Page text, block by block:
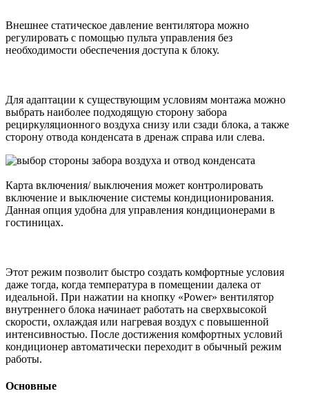
Внешнее статическое давление вентилятора можно
регулировать с помощью пульта управления без
необходимости обеспечения доступа к блоку.
Для адаптации к существующим условиям монтажа можно
выбрать наиболее подходящую сторону забора
рециркуляционного воздуха снизу или сзади блока, а также
сторону отвода конденсата в дренаж справа или слева.
Карта включения/ выключения может контролировать
включение и выключение системы кондиционирования.
Данная опция удобна для управления кондиционерами в
гостиницах.
Этот режим позволит быстро создать комфортные условия
даже тогда, когда температура в помещении далека от
идеальной. При нажатии на кнопку «Power» вентилятор
внутреннего блока начинает работать на сверхвысокой
скорости, охлаждая или нагревая воздух с повышенной
интенсивностью. После достижения комфортных условий
кондиционер автоматически переходит в обычный режим
работы.
Основные